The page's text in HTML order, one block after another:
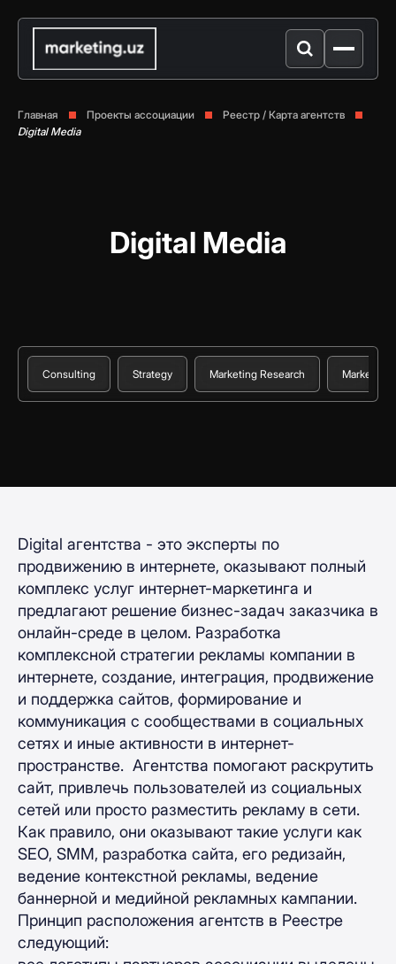
Главная Проекты ассоциации
Реестр / Карта агентств
Digital Media
Digital Media
Consulting Strategy Marketing Research Marketing
Digital агентства - это эксперты по
продвижению в интернете, оказывают полный
комплекс услуг интернет-маркетинга и
предлагают решение бизнес-задач заказчика в
онлайн-среде в целом. Разработка
комплексной стратегии рекламы компании в
интернете, создание, интеграция, продвижение
и поддержка сайтов, формирование и
коммуникация с сообществами в социальных
сетях и иные активности в интернет-
пространстве. Агентства помогают раскрутить
сайт, привлечь пользователей из социальных
сетей или просто разместить рекламу в сети.
Как правило, они оказывают такие услуги как
SEO, SMM, разработка сайта, его редизайн,
ведение контекстной рекламы, ведение
баннерной и медийной рекламных кампании.
Принцип расположения агентств в Реестре
следующий: